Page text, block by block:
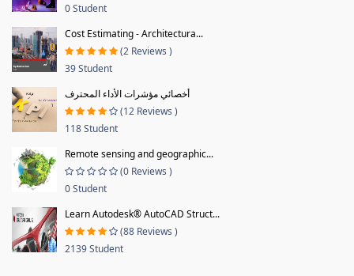
0 Student
Cost Estimating - Architectura...
(2 Reviews )
39 Student
أخصائي مؤشرات الأداء المحترف
(12 Reviews )
118 Student
Remote sensing and geographic...
(0 Reviews )
0 Student
Learn Autodesk® AutoCAD Struct...
(88 Reviews )
2139 Student